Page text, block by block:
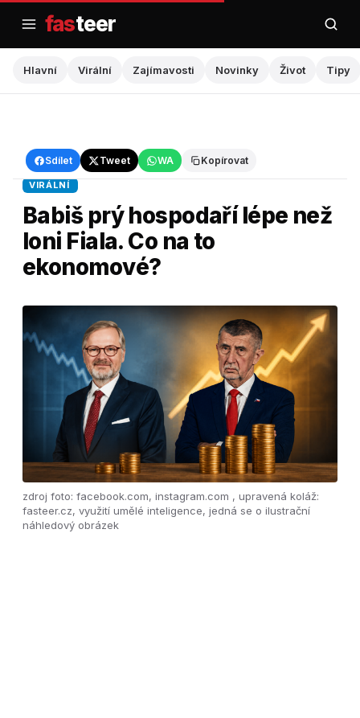
obsah
fasteer
Hlavní Virální Zajímavosti Novinky Život Tipy
Sdílet Tweet WA Kopírovat
Hlavní ›Virální
VIRÁLNÍ
Babiš prý hospodaří lépe než
loni Fiala. Co na to
ekonomové?
zdroj foto: facebook.com, instagram.com , upravená koláž:
fasteer.cz, využití umělé inteligence, jedná se o ilustrační
náhledový obrázek